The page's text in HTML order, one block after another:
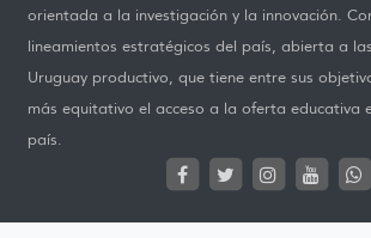
orientada a la investigación y la innovación.
lineamientos estratégicos del país, abierta a
Uruguay productivo, que tiene entre sus
más equitativo el acceso a la oferta educativa
país.